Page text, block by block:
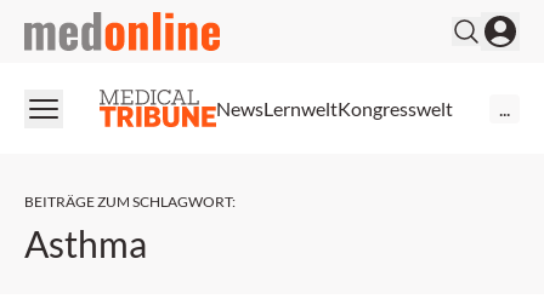
medonline
NewsLernweltKongresswelt
BEITRÄGE ZUM SCHLAGWORT:
Asthma